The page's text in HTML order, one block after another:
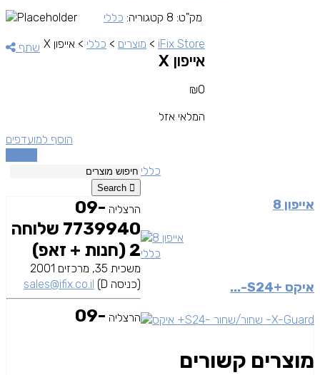
שתף iFix Store
> מוצרים > כללי > אייפון X
אייפון X
₪0
המלאי אזל
הוסף למועדפים
מק"ט: 8 קטגוריה: כללי
כללי
אייפון 8
כללי
איקס +S24-...
מוצרים קשורים
Search
הרצליה 09-
7739940 שלוחה
2 (חנות + זאפ)
משכית 35, מרכזים 2001
(כניסה D)
sales@ifix.co.il
הרצליה 09-